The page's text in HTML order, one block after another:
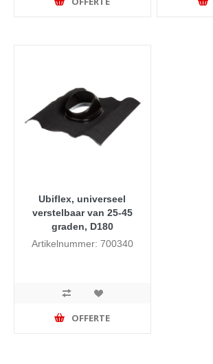
Ubiflex, universeel
verstelbaar van 25-45
graden, D180
Artikelnummer: 700340
OFFERTE